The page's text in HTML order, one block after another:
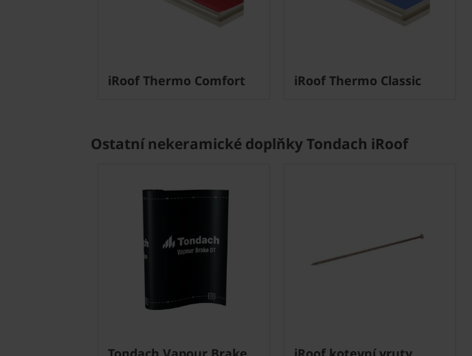
iRoof Thermo Comfort iRoof Thermo Classic
Ostatní nekeramické doplňky Tondach iRoof